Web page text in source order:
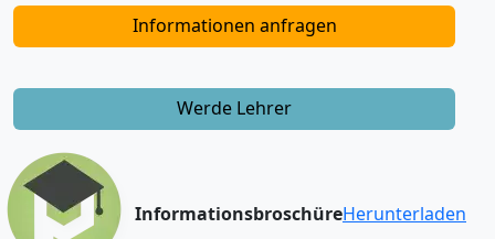
Informationen anfragen
Werde Lehrer
InformationsbroschüreHerunterladen